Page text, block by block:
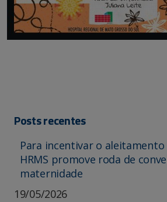
Posts recentes
Para incentivar o
HRMS promove roda de
maternidade
19/05/2026